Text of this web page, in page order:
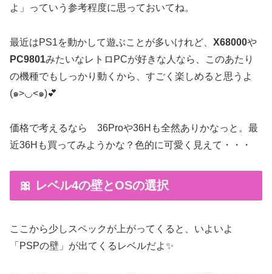
よ」っていう参考程度に思っておいてね。
最近はPS1を動かして遊ぶことが多いけれど、 X68000や
PC9801みたいなレトロPCが好きな人なら、このあたり
の機種でもしっかり動くから、すごく楽しめると思うよ
(๑>◡<๑)💕
価格で考えるなら 36Proや36Hも全然ありかなっと。最
近36Hも買ってみようかな？色的に可愛く見えて・・・
🎀 レベル4の壁とOSの選択
ここから少しスペックが上がってくると、いよいよ
「PSPの壁」が出てくるレベルだよ✨